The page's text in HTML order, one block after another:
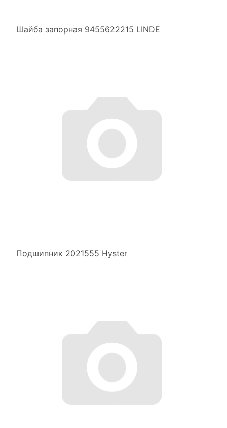
Шайба запорная 9455622215 LINDE
Подшипник 2021555 Hyster